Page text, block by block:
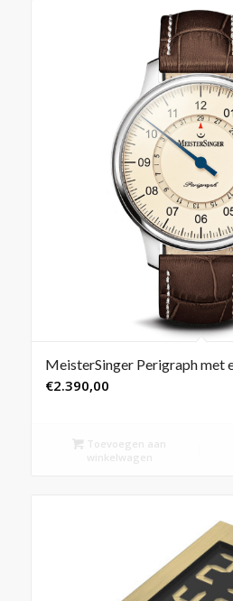
MeisterSinger Perigraph met
€2.390,00
Toevoegen aan
winkelwagen